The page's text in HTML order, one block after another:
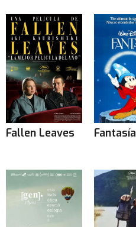
Fallen Leaves Fantasía